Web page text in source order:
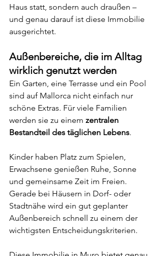
Haus statt, sondern auch draußen –
und genau darauf ist diese Immobilie
ausgerichtet.
Außenbereiche, die im Alltag
wirklich genutzt werden
Ein Garten, eine Terrasse und ein Pool
sind auf Mallorca nicht einfach nur
schöne Extras. Für viele Familien
werden sie zu einem zentralen
Bestandteil des täglichen Lebens.
Kinder haben Platz zum Spielen,
Erwachsene genießen Ruhe, Sonne
und gemeinsame Zeit im Freien.
Gerade bei Häusern in Dorf- oder
Stadtnähe wird ein gut geplanter
Außenbereich schnell zu einem der
wichtigsten Entscheidungskriterien.